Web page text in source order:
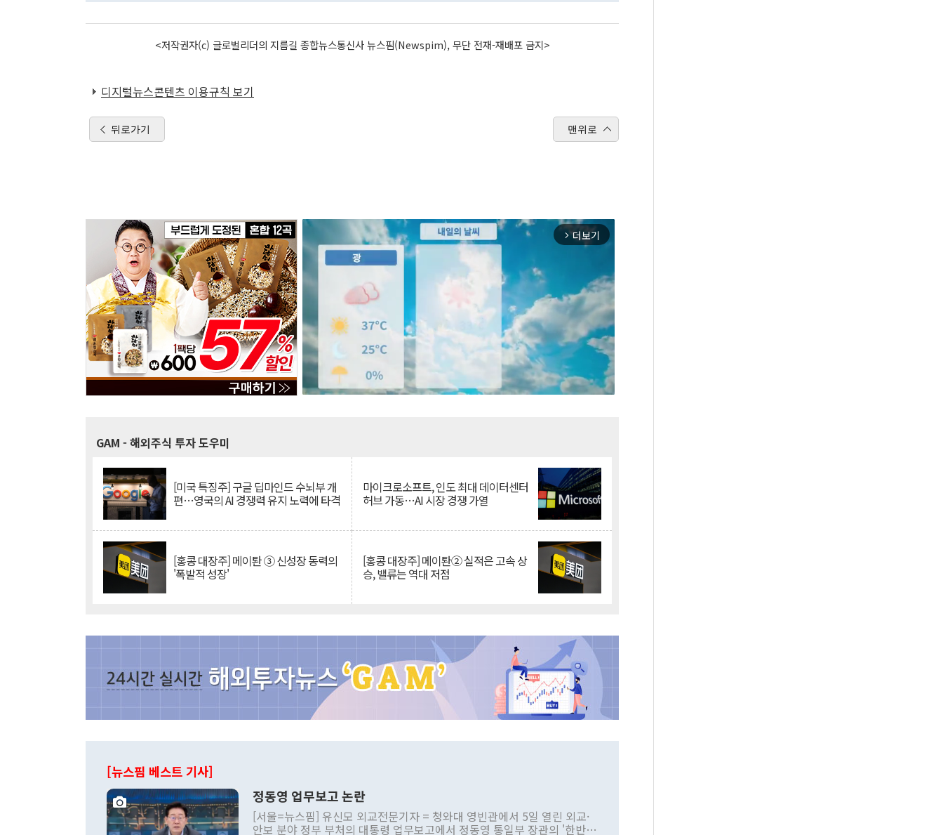
<저작권자(c) 글로벌리더의 지름길 종합뉴스통신사 뉴스핌(Newspim), 무단 전재-재배포 금지>
디지털뉴스콘텐츠 이용규칙 보기
뒤로가기 맨위로
arrow_forward_ios 더보기
GAM - 해외주식 투자 도우미
[미국 특징주] 구글 딥마인드 수뇌부 개
편…영국의 AI 경쟁력 유지 노력에 타격
마이크로소프트, 인도 최대 데이터센터
허브 가동…AI 시장 경쟁 가열
[홍콩 대장주] 메이퇀 ③ 신성장 동력의
'폭발적 성장'
[홍콩 대장주] 메이퇀② 실적은 고속 상
승, 밸류는 역대 저점
[뉴스핌 베스트 기사]
정동영 업무보고 논란
[서울=뉴스핌] 유신모 외교전문기자 = 청와대 영빈관에서 5일 열린 외교·
안보 분야 정부 부처의 대통령 업무보고에서 정동영 통일부 장관의 '한반도